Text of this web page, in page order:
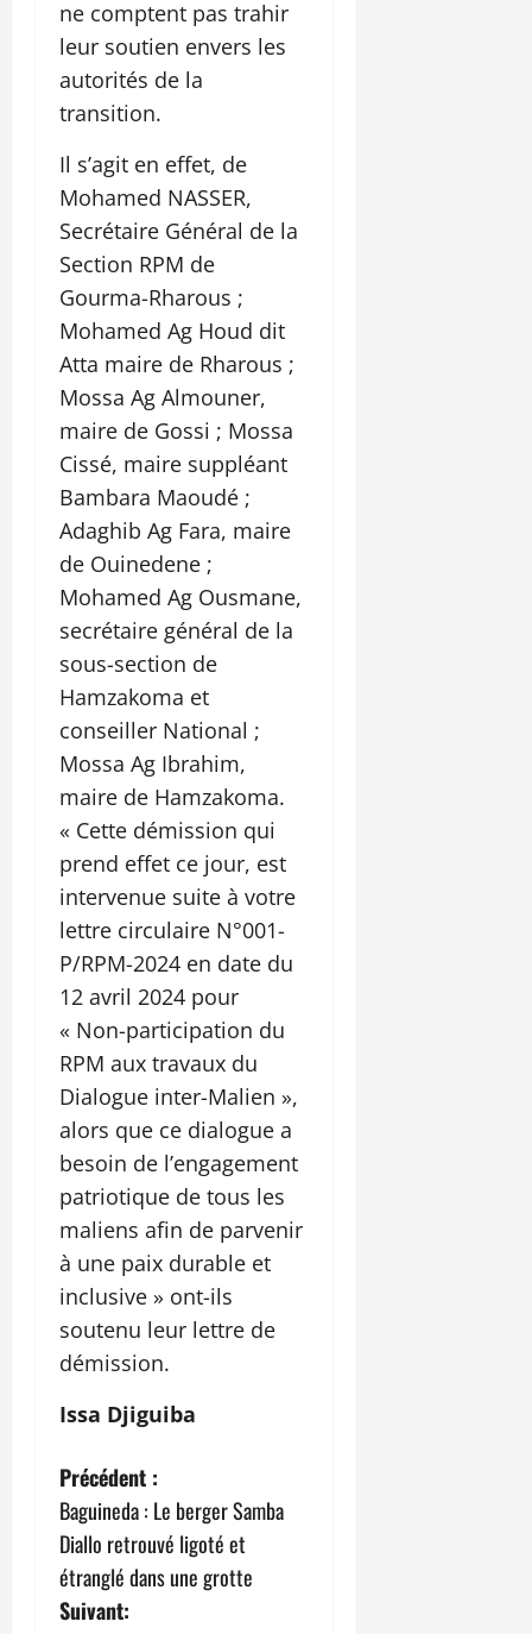
ne comptent pas trahir
leur soutien envers les
autorités de la
transition.
Il s’agit en effet, de
Mohamed NASSER,
Secrétaire Général de la
Section RPM de
Gourma-Rharous ;
Mohamed Ag Houd dit
Atta maire de Rharous ;
Mossa Ag Almouner,
maire de Gossi ; Mossa
Cissé, maire suppléant
Bambara Maoudé ;
Adaghib Ag Fara, maire
de Ouinedene ;
Mohamed Ag Ousmane,
secrétaire général de la
sous-section de
Hamzakoma et
conseiller National ;
Mossa Ag Ibrahim,
maire de Hamzakoma.
« Cette démission qui
prend effet ce jour, est
intervenue suite à votre
lettre circulaire N°001-
P/RPM-2024 en date du
12 avril 2024 pour
« Non-participation du
RPM aux travaux du
Dialogue inter-Malien »,
alors que ce dialogue a
besoin de l’engagement
patriotique de tous les
maliens afin de parvenir
à une paix durable et
inclusive » ont-ils
soutenu leur lettre de
démission.
Issa Djiguiba
N
a
v
Précédent :
Baguineda : Le berger Samba
Diallo retrouvé ligoté et
étranglé dans une grotte
Suivant: